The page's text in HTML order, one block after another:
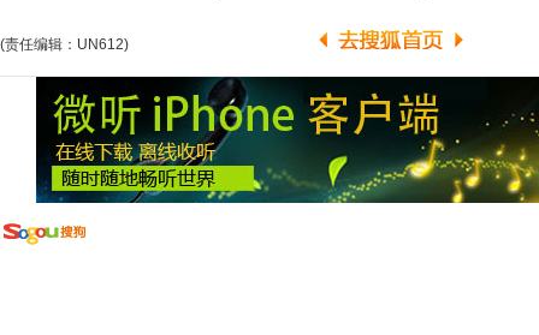
(责任编辑：UN612)